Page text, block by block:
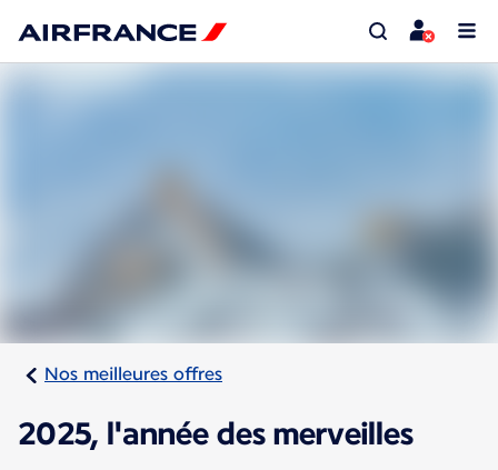
Nos meilleures offres
2025, l'année des merveilles